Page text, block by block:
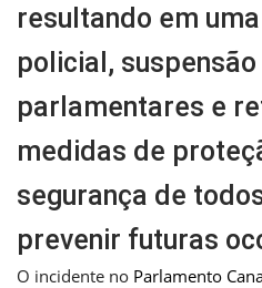
resultando em
policial,
parlamentares e
medidas de
segurança de
prevenir futuras
O incidente no Parlamento